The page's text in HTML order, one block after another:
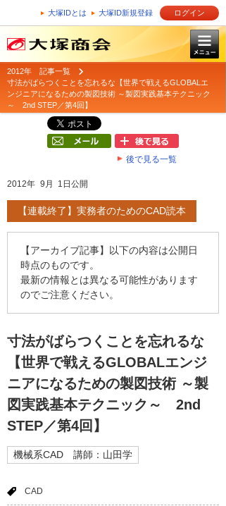
大塚IDとは 大塚ID新規登録 ログイン
2012年 記事一覧
寸法がばらつくことを忘れるな【世界で戦えるGLOBALエ
ンジニアになるための製図技術 ～製図実践基本テクニック
～ 2nd STEP／第4回】
後で見る一覧
2012年 9月 1日公開
【連載終了】実務者のためのCAD読本
【アーカイブ記事】以下の内容は公開日
時点のものです。
最新の情報とは異なる可能性があります
のでご注意ください。
寸法がばらつくことを忘れるな
【世界で戦えるGLOBALエンジ
ニアになるための製図技術 ～製
図実践基本テクニック～ 2nd
STEP／第4回】
機械系CAD 講師：山田学
CAD